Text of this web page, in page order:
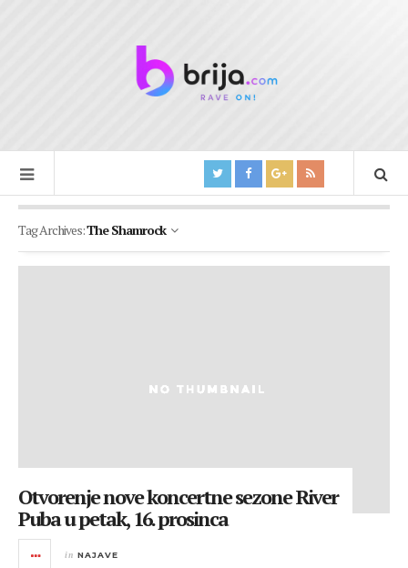
Tag Archives:The Shamrock
Otvorenje nove koncertne sezone River
Puba u petak, 16. prosinca
in NAJAVE